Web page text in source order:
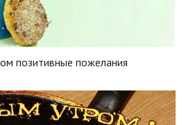
позитивные пожелания